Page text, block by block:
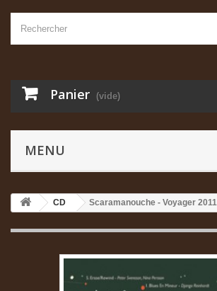
Panier (vide)
MENU
CD Scaramanouche - Voyager 2011